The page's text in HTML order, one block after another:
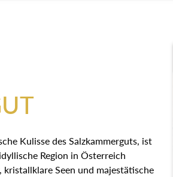
Kulisse des Salzkammerguts, ist
Region in Österreich
Seen und majestätische